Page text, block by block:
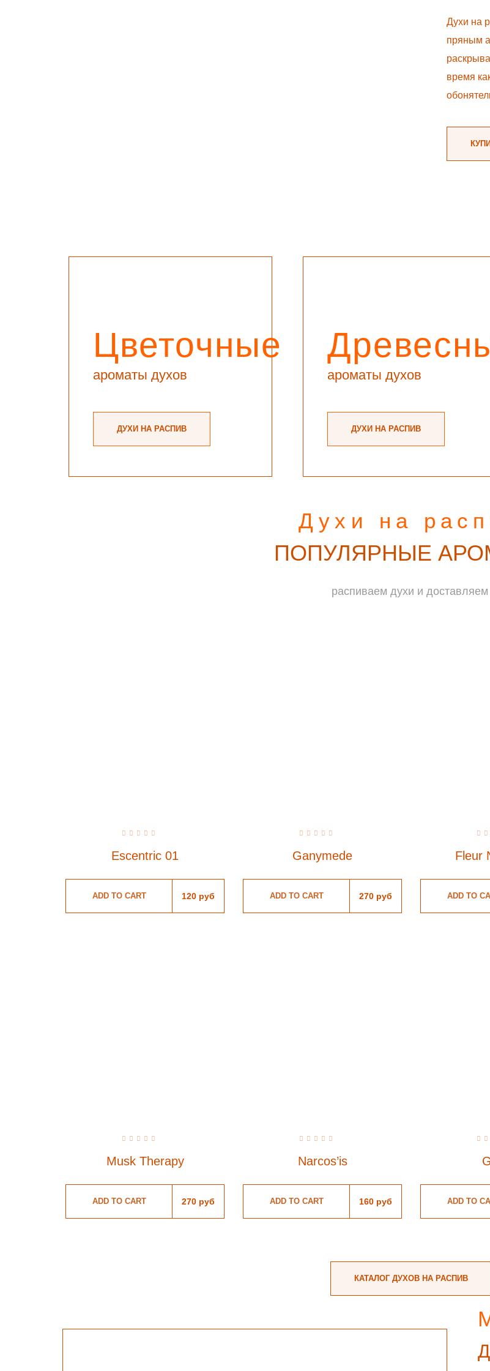
Духи на
пряным
время
Цветочные
ароматы духов
ДУХИ НА РАСПИВ
ароматы духов
ДУХИ НА РАСПИВ
Духи на
ПОПУЛЯРНЫЕ
распиваем духи и доставляем
out
of
Escentric 01
120 руб
ADD TO CART
out
of
Ganymede
270 руб
ADD TO CART
of
Fleur
ADD TO
out
of
Musk Therapy
270 руб
ADD TO CART
out
of
Narcos’is
160 руб
ADD TO CART
of
ADD TO
КАТАЛОГ ДУХОВ НА РАСПИВ